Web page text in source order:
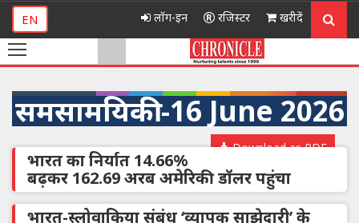
EN लॉग-इन रजिस्टर खरीदें
समसामयिकी -16 June 2026
Download as PDF
भारत का निर्यात 14.66%
बढ़कर 162.69 अरब अमेरिकी डॉलर पहुंचा
भारत-स्लोवाकिया संबंध ‘व्यापक साझेदारी’ के